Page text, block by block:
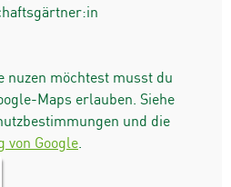
nuzen möchtest musst du
Maps erlauben. Siehe
und die
von Google.